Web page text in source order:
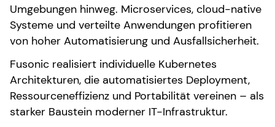
Umgebungen hinweg. Microservices, cloud-native
Systeme und verteilte Anwendungen profitieren
von hoher Automatisierung und Ausfallsicherheit.
Fusonic realisiert individuelle Kubernetes
Architekturen, die automatisiertes Deployment,
Ressourceneffizienz und Portabilität vereinen – als
starker Baustein moderner IT-Infrastruktur.